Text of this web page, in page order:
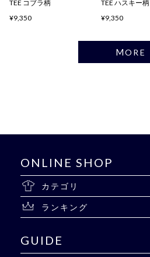
TEE コブラ柄
¥9,350
TEE ハスキー柄
¥9,350
MORE
ONLINE SHOP
カテゴリ
ランキング
GUIDE